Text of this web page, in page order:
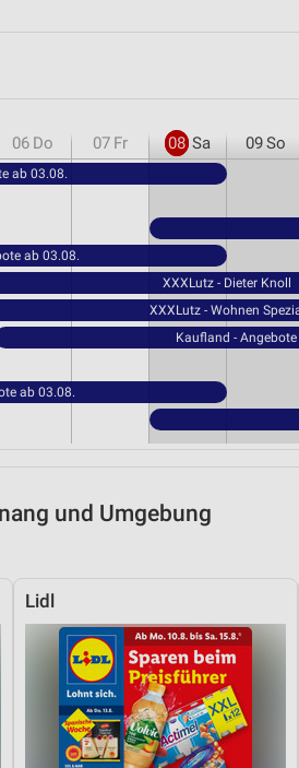
06 Do 07 Fr 08 Sa 09So
ab 03.08.
ab 03.08.
XXXLutz - Dieter Knoll
XXXLutz - Wohnen
Kaufland -
ab 03.08.
und Umgebung
Lidl